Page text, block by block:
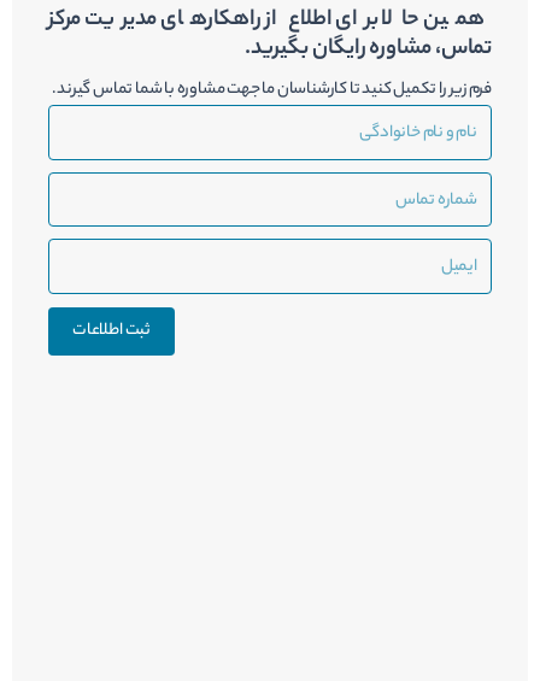
همین حالا برای اطلاع از راهکارهای مدیریت مرکز
تماس، مشاوره رایگان بگیرید.
فرم زیر را تکمیل کنید تا کارشناسان ما جهت مشاوره با شما تماس گیرند.
نام
نام
خانوادگی
شماره
ایمیل
ثبت اطلاعات